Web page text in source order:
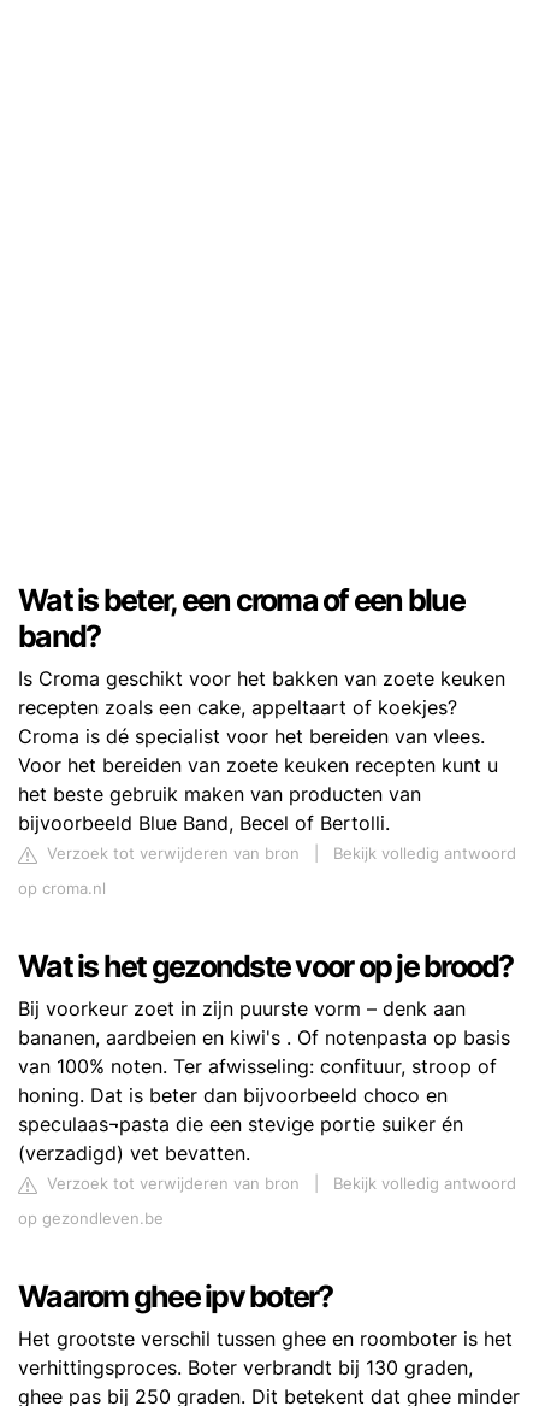
Wat is beter, een croma of een blue
band?
Is Croma geschikt voor het bakken van zoete keuken
recepten zoals een cake, appeltaart of koekjes?
Croma is dé specialist voor het bereiden van vlees.
Voor het bereiden van zoete keuken recepten kunt u
het beste gebruik maken van producten van
bijvoorbeeld Blue Band, Becel of Bertolli.
Verzoek tot verwijderen van bron
Bekijk volledig antwoord
op croma.nl
Wat is het gezondste voor op je brood?
Bij voorkeur zoet in zijn puurste vorm – denk aan
bananen, aardbeien en kiwi's . Of notenpasta op basis
van 100% noten. Ter afwisseling: confituur, stroop of
honing. Dat is beter dan bijvoorbeeld choco en
speculaas¬pasta die een stevige portie suiker én
(verzadigd) vet bevatten.
Verzoek tot verwijderen van bron
Bekijk volledig antwoord
op gezondleven.be
Waarom ghee ipv boter?
Het grootste verschil tussen ghee en roomboter is het
verhittingsproces. Boter verbrandt bij 130 graden,
ghee pas bij 250 graden. Dit betekent dat ghee minder